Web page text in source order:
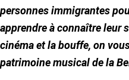
personnes immigrantes
apprendre à connaître leur
cinéma et la bouffe, on
patrimoine musical de la